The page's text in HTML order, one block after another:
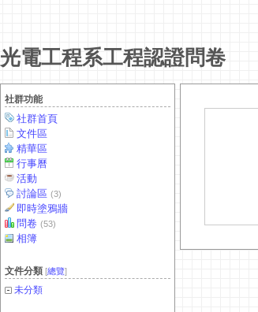
光電工程系工程認證問卷
社群功能
社群首頁
文件區
精華區
行事曆
活動
討論區 (3)
即時塗鴉牆
問卷 (53)
相簿
文件分類 [總覽]
未分類